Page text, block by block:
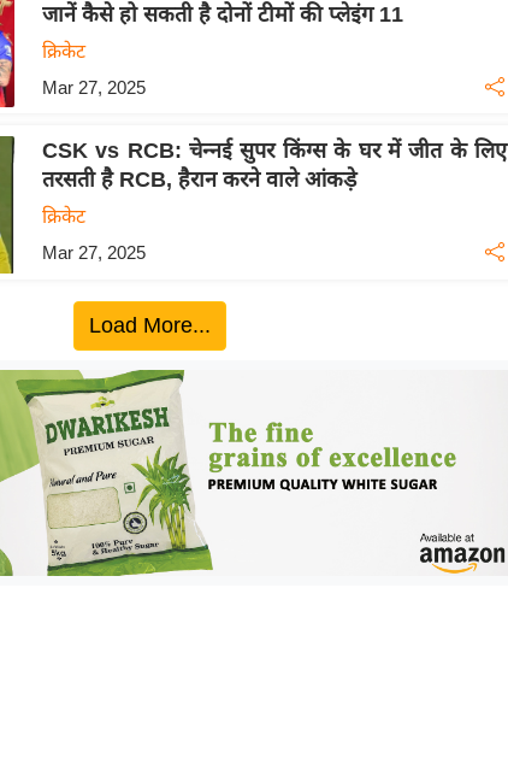
जानें कैसे हो सकती है दोनों टीमों की प्लेइंग 11
क्रिकेट
Mar 27, 2025
CSK vs RCB: चेन्नई सुपर किंग्स के घर में जीत के लिए
तरसती है RCB, हैरान करने वाले आंकड़े
क्रिकेट
Mar 27, 2025
Load More...